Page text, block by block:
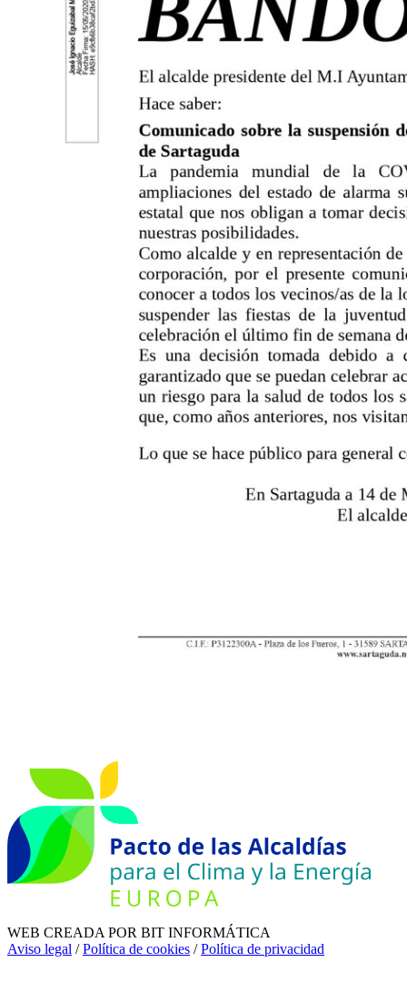
WEB CREADA POR BIT INFORMÁTICA
Aviso legal /Política de cookies /Política de privacidad